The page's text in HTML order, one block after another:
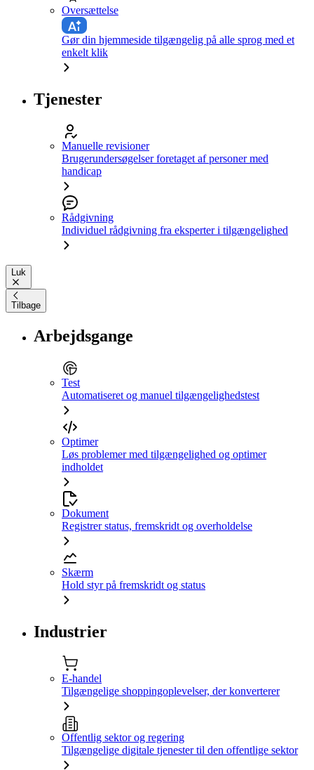
Oversættelse
Gør din hjemmeside tilgængelig på alle sprog med et
enkelt klik
Tjenester
Manuelle revisioner
Brugerundersøgelser foretaget af personer med
handicap
Rådgivning
Individuel rådgivning fra eksperter i tilgængelighed
Luk
Tilbage
Arbejdsgange
Test
Automatiseret og manuel tilgængelighedstest
Optimer
Løs problemer med tilgængelighed og optimer
indholdet
Dokument
Registrer status, fremskridt og overholdelse
Skærm
Hold styr på fremskridt og status
Industrier
E-handel
Tilgængelige shoppingoplevelser, der konverterer
Offentlig sektor og regering
Tilgængelige digitale tjenester til den offentlige sektor